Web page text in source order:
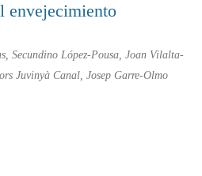
envejecimiento
Secundino López-Pousa, Joan Vilalta-
Juvinyà Canal, Josep Garre-Olmo